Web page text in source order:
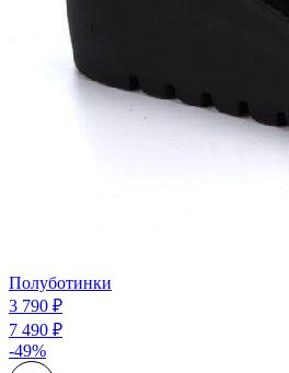
Полуботинки
3 790 ₽
7 490 ₽
-49%